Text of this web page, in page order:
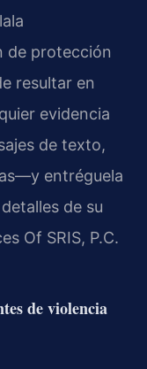
de protección
resultar en
evidencia
de texto,
entréguela
de su
Of SRIS, P.C.
de violencia